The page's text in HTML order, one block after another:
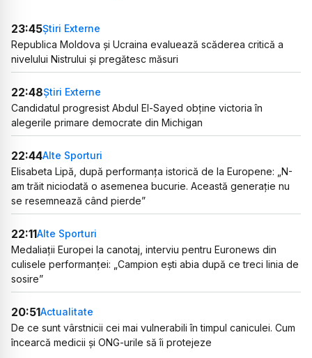
23:45Știri Externe
Republica Moldova și Ucraina evaluează scăderea critică a
nivelului Nistrului și pregătesc măsuri
22:48Știri Externe
Candidatul progresist Abdul El-Sayed obține victoria în
alegerile primare democrate din Michigan
22:44Alte Sporturi
Elisabeta Lipă, după performanța istorică de la Europene: „N-
am trăit niciodată o asemenea bucurie. Această generație nu
se resemnează când pierde”
22:11Alte Sporturi
Medaliații Europei la canotaj, interviu pentru Euronews din
culisele performanței: „Campion ești abia după ce treci linia de
sosire”
20:51Actualitate
De ce sunt vârstnicii cei mai vulnerabili în timpul caniculei. Cum
încearcă medicii și ONG-urile să îi protejeze